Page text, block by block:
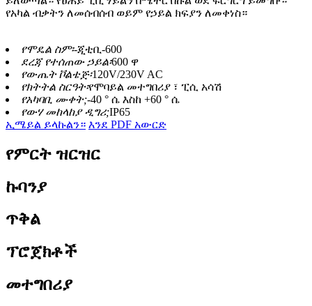
የአካል ብቃትን ለመሰብሰብ ወይም የኃይል ክፍያን ለመቀነስ።
የሞዴል ስም፡-ጂቲቢ-600
ደረጃ የተሰጠው ኃይል፡600 ዋ
የውጤት ቮልቴጅ፡120V/230V AC
የክትትል ስርዓት፡የሞባይል መተግበሪያ ፣ ፒሲ አሳሽ
የአካባቢ ሙቀት;-40 ° ሴ እስከ +60 ° ሴ
የውሃ መከላከያ ዲግሪ;IP65
ኢሜይል ይላኩልን። እንደ PDF አውርድ
የምርት ዝርዝር
ኩባንያ
ጥቅል
ፕሮጀክቶች
መተግበሪያ